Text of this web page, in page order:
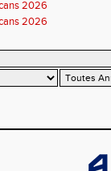
2026
2026